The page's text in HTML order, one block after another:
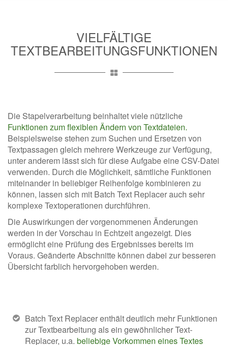
VIELFÄLTIGE
TEXTBEARBEITUNGSFUNKTIONEN
Die Stapelverarbeitung beinhaltet viele nützliche
Funktionen zum flexiblen Ändern von Textdateien.
Beispielsweise stehen zum Suchen und Ersetzen von
Textpassagen gleich mehrere Werkzeuge zur Verfügung,
unter anderem lässt sich für diese Aufgabe eine CSV-Datei
verwenden. Durch die Möglichkeit, sämtliche Funktionen
miteinander in beliebiger Reihenfolge kombinieren zu
können, lassen sich mit Batch Text Replacer auch sehr
komplexe Textoperationen durchführen.
Die Auswirkungen der vorgenommenen Änderungen
werden in der Vorschau in Echtzeit angezeigt. Dies
ermöglicht eine Prüfung des Ergebnisses bereits im
Voraus. Geänderte Abschnitte können dabei zur besseren
Übersicht farblich hervorgehoben werden.
Batch Text Replacer enthält deutlich mehr Funktionen
zur Textbearbeitung als ein gewöhnlicher Text-
Replacer, u.a.beliebige Vorkommen eines Textes